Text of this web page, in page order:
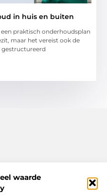
waarde
in huis en buiten
praktisch onderhoudsplan
maar het vereist ook de
gestructureerd
verhalen – alles op Cdv-
en artikelen die je dagelijks